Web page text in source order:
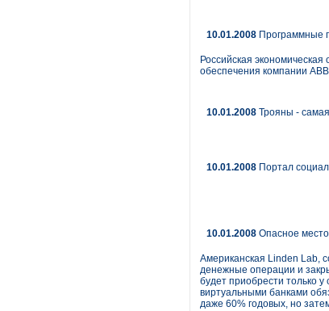
10.01.2008 Программные
Российская
обеспечения компании
10.01.2008 Трояны -
10.01.2008 Портал
10.01.2008 Опасное
Американская Linden Lab,
денежные операции и
будет приобрести только
виртуальными банками
даже 60% годовых, но